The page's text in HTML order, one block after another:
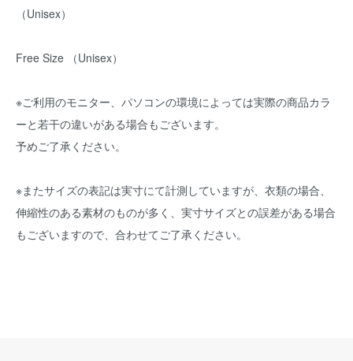
（Unisex）
Free Size （Unisex）
※ご利用のモニター、パソコンの環境によっては実際の商品カラ
ーと若干の違いがある場合もございます。
予めご了承ください。
※またサイズの表記は実寸にて計測していますが、衣類の場合、
伸縮性のある素材のものが多く、実寸サイズとの誤差がある場合
もございますので、合わせてご了承ください。